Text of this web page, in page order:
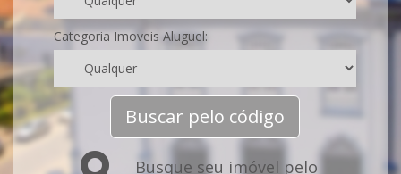
Categoria Imoveis Aluguel:
Buscar pelo código
Busque seu imóvel pelo